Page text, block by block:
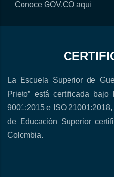
Conoce GOV.CO aquí
La Escuela Superior de
Prieto” está certificada
9001:2015 e ISO
de Educación Superior
Colombia.